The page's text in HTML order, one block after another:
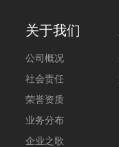
关于我们
公司概况
社会责任
荣誉资质
业务分布
企业之歌